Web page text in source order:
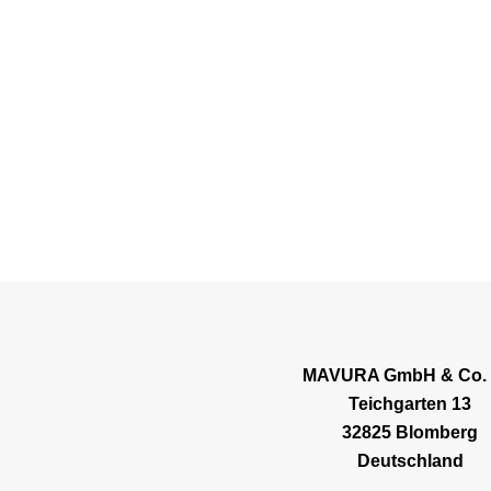
MAVURA GmbH & Co.
Teichgarten 13
32825 Blomberg
Deutschland